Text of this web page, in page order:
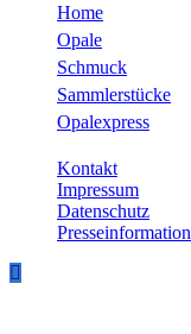
Home
Opale
Schmuck
Sammlerstücke
Opalexpress
Kontakt
Impressum
Datenschutz
Presseinformation